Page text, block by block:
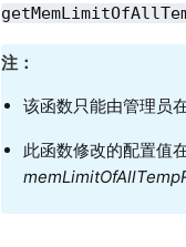
注：
该函数只能由管理员
此函数修改的配置值